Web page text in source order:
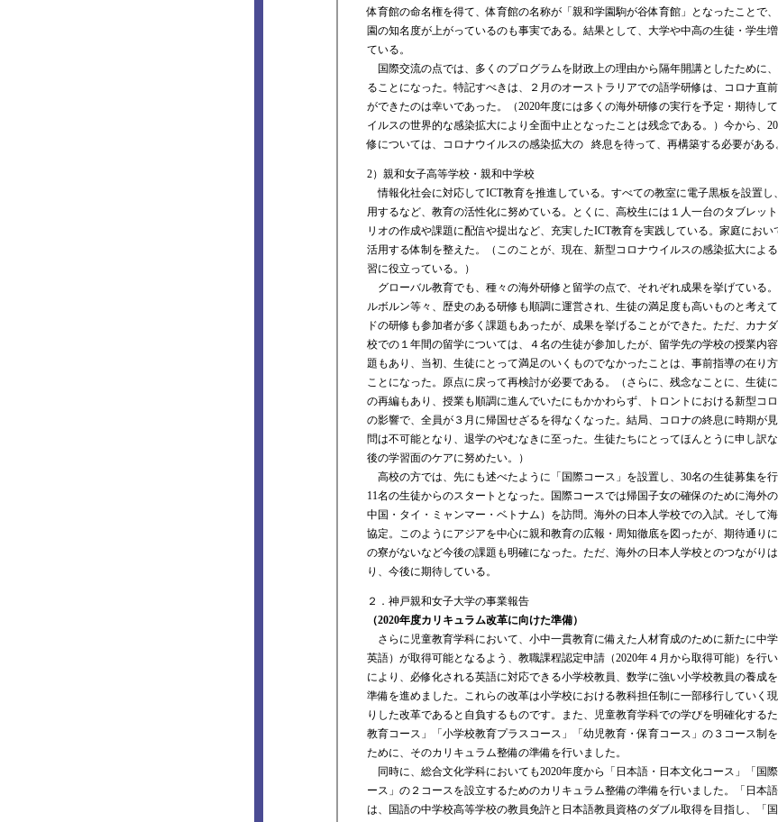
体育館の命名権を得て、体育館の名称が「親和学園駒が谷体育館」となったことで
園の知名度が上がっているのも事実である。結果として、大学や中高の生徒・学生
ている。
国際交流の点では、多くのプログラムを財政上の理由から隔年開講としたために
ることになった。特記すべきは、２月のオーストラリアでの語学研修は、コロナ直
ができたのは幸いであった。（2020年度には多くの海外研修の実行を予定・期待し
イルスの世界的な感染拡大により全面中止となったことは残念である。）今から、
修については、コロナウイルスの感染拡大の 終息を待って、再構築する必要がある
2）親和女子高等学校・親和中学校
情報化社会に対応してICT教育を推進している。すべての教室に電子黒板を設置し
用するなど、教育の活性化に努めている。とくに、高校生には１人一台のタブレッ
リオの作成や課題に配信や提出など、充実したICT教育を実践している。家庭におい
活用する体制を整えた。（このことが、現在、新型コロナウイルスの感染拡大によ
習に役立っている。）
グローバル教育でも、種々の海外研修と留学の点で、それぞれ成果を挙げている
ルボルン等々、歴史のある研修も順調に運営され、生徒の満足度も高いものと考え
ドの研修も参加者が多く課題もあったが、成果を挙げることができた。ただ、カナ
校での１年間の留学については、４名の生徒が参加したが、留学先の学校の授業内
題もあり、当初、生徒にとって満足のいくものでなかったことは、事前指導の在り
ことになった。原点に戻って再検討が必要である。（さらに、残念なことに、生徒
の再編もあり、授業も順調に進んでいたにもかかわらず、トロントにおける新型コ
の影響で、全員が３月に帰国せざるを得なくなった。結局、コロナの終息に時期が
問は不可能となり、退学のやむなきに至った。生徒たちにとってほんとうに申し訳
後の学習面のケアに努めたい。）
高校の方では、先にも述べたように「国際コース」を設置し、30名の生徒募集を行
11名の生徒からのスタートとなった。国際コースでは帰国子女の確保のために海外
中国・タイ・ミャンマー・ベトナム）を訪問。海外の日本人学校での入試。そして
協定。このようにアジアを中心に親和教育の広報・周知徹底を図ったが、期待通り
の寮がないなど今後の課題も明確になった。ただ、海外の日本人学校とのつながり
り、今後に期待している。
２．神戸親和女子大学の事業報告
（2020年度カリキュラム改革に向けた準備）
さらに児童教育学科において、小中一貫教育に備えた人材育成のために新たに中学
英語）が取得可能となるよう、教職課程認定申請（2020年４月から取得可能）を行
により、必修化される英語に対応できる小学校教員、数学に強い小学校教員の養成
準備を進めました。これらの改革は小学校における教科担任制に一部移行していく
りした改革であると自負するものです。また、児童教育学科での学びを明確化する
教育コース」「小学校教育プラスコース」「幼児教育・保育コース」の３コース制
ために、そのカリキュラム整備の準備を行いました。
同時に、総合文化学科においても2020年度から「日本語・日本文化コース」「国
ース」の２コースを設立するためのカリキュラム整備の準備を行いました。「日本
は、国語の中学校高等学校の教員免許と日本語教員資格のダブル取得を目指し、「